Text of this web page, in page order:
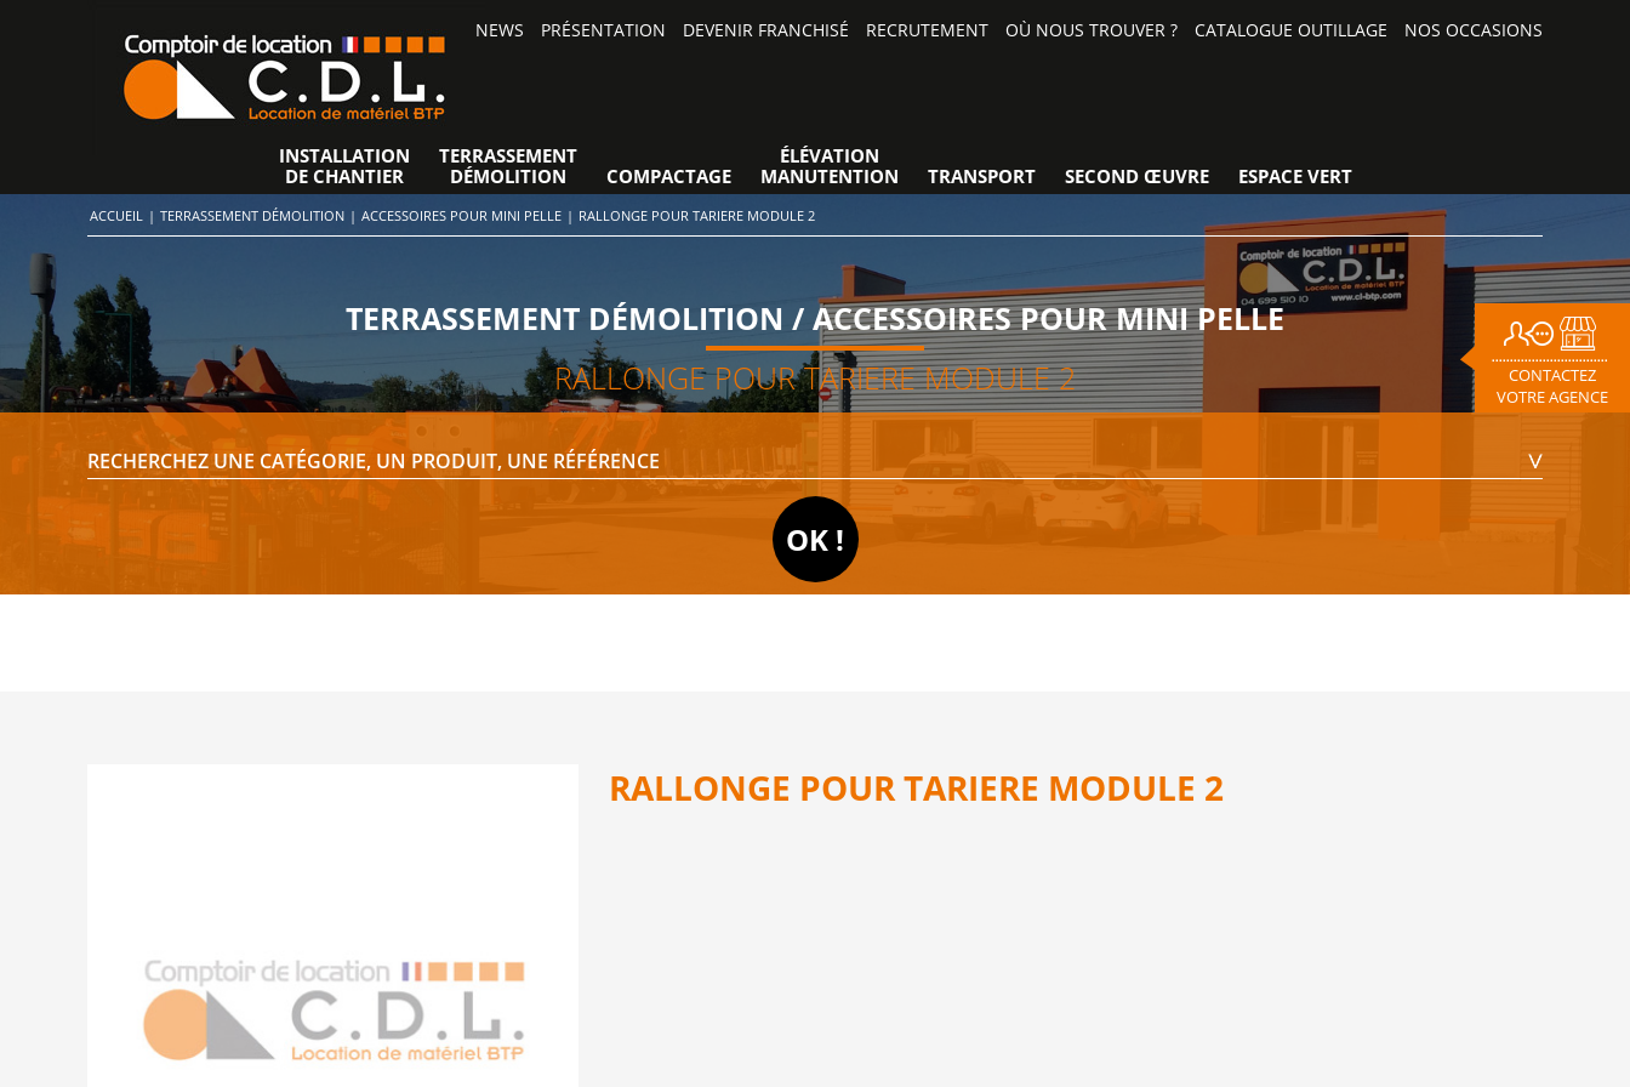
NEWS PRÉSENTATION DEVENIR FRANCHISÉ RECRUTEMENT OÙ NOUS TROUVER ? CATALOGUE OUTILLAGE NOS OCCASIONS
INSTALLATION
DE CHANTIER
TERRASSEMENT
DÉMOLITION
COMPACTAGE
ÉLÉVATION
MANUTENTION
TRANSPORT SECOND ŒUVRE ESPACE VERT
CONTACTEZ
VOTRE AGENCE
ACCUEIL | TERRASSEMENT DÉMOLITION | ACCESSOIRES POUR MINI PELLE | RALLONGE POUR TARIERE MODULE 2
TERRASSEMENT DÉMOLITION / ACCESSOIRES POUR MINI PELLE
RALLONGE POUR TARIERE MODULE 2
RALLONGE POUR TARIERE MODULE 2